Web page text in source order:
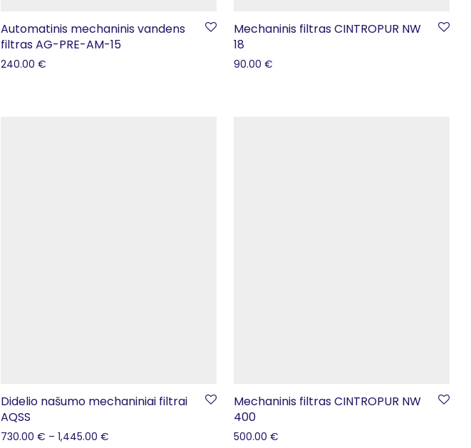
Automatinis mechaninis vandens
filtras AG-PRE-AM-15
240.00 €
Mechaninis filtras CINTROPUR NW
18
90.00 €
Didelio našumo mechaniniai filtrai
AQSS
730.00 € – 1,445.00 €
Mechaninis filtras CINTROPUR NW
400
500.00 €